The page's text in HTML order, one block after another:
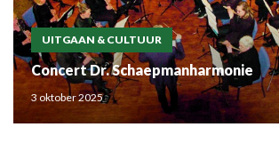
UITGAAN & CULTUUR
Concert Dr. Schaepmanharmonie
3 oktober 2025